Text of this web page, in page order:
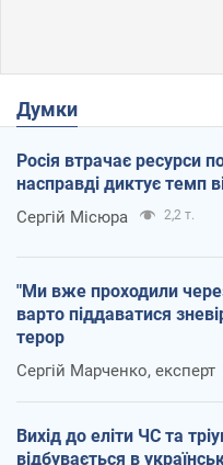
Думки
Росія втрачає ресурси
насправді диктує темп
Сергій Місюра 2,2 т.
"Ми вже проходили
варто піддаватися
терор
Сергій Марченко, експерт
Вихід до еліти ЧС та
відбувається в